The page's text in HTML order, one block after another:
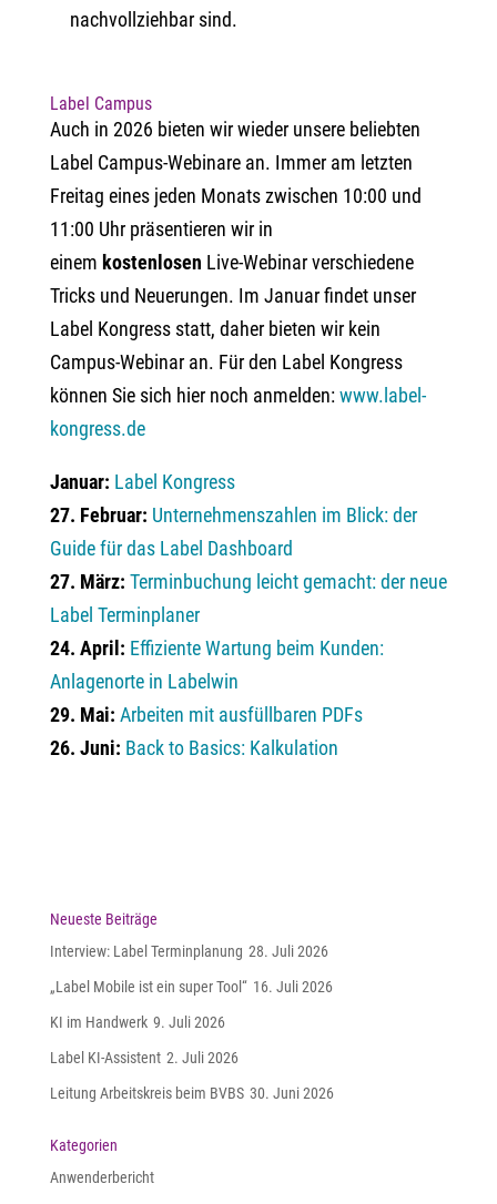
nachvollziehbar sind.
Label Campus
Auch in 2026 bieten wir wieder unsere beliebten
Label Campus-Webinare an. Immer am letzten
Freitag eines jeden Monats zwischen 10:00 und
11:00 Uhr präsentieren wir in
einem kostenlosen Live-Webinar verschiedene
Tricks und Neuerungen. Im Januar findet unser
Label Kongress statt, daher bieten wir kein
Campus-Webinar an. Für den Label Kongress
können Sie sich hier noch anmelden:www.label-
kongress.de
Januar: Label Kongress
27. Februar: Unternehmenszahlen im Blick: der
Guide für das Label Dashboard
27. März: Terminbuchung leicht gemacht: der neue
Label Terminplaner
24. April: Effiziente Wartung beim Kunden:
Anlagenorte in Labelwin
29. Mai: Arbeiten mit ausfüllbaren PDFs
26. Juni: Back to Basics: Kalkulation
Neueste Beiträge
Interview: Label Terminplanung 28. Juli 2026
„Label Mobile ist ein super Tool“ 16. Juli 2026
KI im Handwerk 9. Juli 2026
Label KI-Assistent 2. Juli 2026
Leitung Arbeitskreis beim BVBS 30. Juni 2026
Kategorien
Anwenderbericht